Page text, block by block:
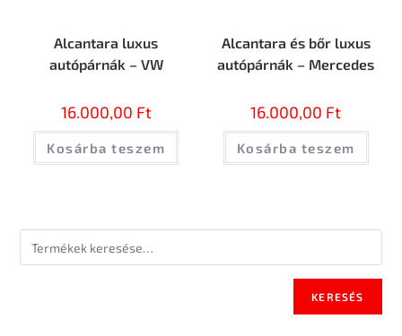
Alcantara luxus
autópárnák – VW
16.000,00 Ft
Kosárba teszem
Alcantara és bőr luxus
autópárnák – Mercedes
16.000,00 Ft
Kosárba teszem
KERESÉS